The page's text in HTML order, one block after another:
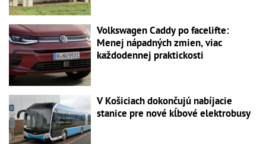
Volkswagen Caddy po facelifte:
Menej nápadných zmien, viac
každodennej praktickosti
V Košiciach dokončujú nabíjacie
stanice pre nové kĺbové elektrobusy